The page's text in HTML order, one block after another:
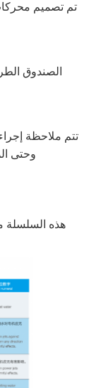
الصندوق
تتم ملاحظة
وحتى
هذه السلسلة